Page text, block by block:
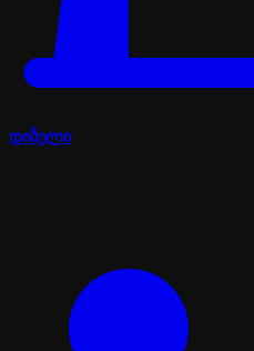
დიზელი